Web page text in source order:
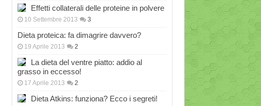
Effetti collaterali delle proteine in polvere
10 Settembre 2013 3
Dieta proteica: fa dimagrire davvero?
19 Aprile 2013 2
La dieta del ventre piatto: addio al
grasso in eccesso!
17 Aprile 2013 2
Dieta Atkins: funziona? Ecco i segreti!